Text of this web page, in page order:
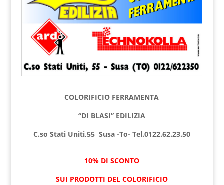
COLORIFICIO FERRAMENTA
“DI BLASI” EDILIZIA
C.so Stati Uniti,55 Susa -To- Tel.0122.62.23.50
10% DI SCONTO
SUI PRODOTTI DEL COLORIFICIO